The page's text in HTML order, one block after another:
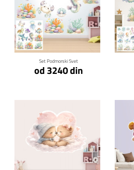
Set Podmorski Svet
od 3240 din
Klikni za detalje